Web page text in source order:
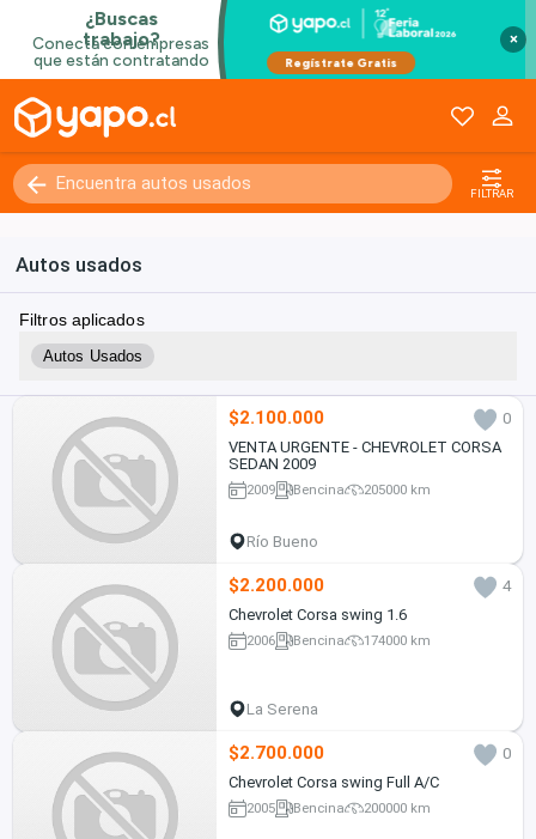
×
FILTRAR
Autos usados
Filtros aplicados
Autos Usados
$2.100.000
0
VENTA URGENTE - CHEVROLET CORSA
SEDAN 2009
2009 Bencina 205000 km
Río Bueno
$2.200.000
4
Chevrolet Corsa swing 1.6
2006 Bencina 174000 km
La Serena
$2.700.000
0
Chevrolet Corsa swing Full A/C
2005 Bencina 200000 km